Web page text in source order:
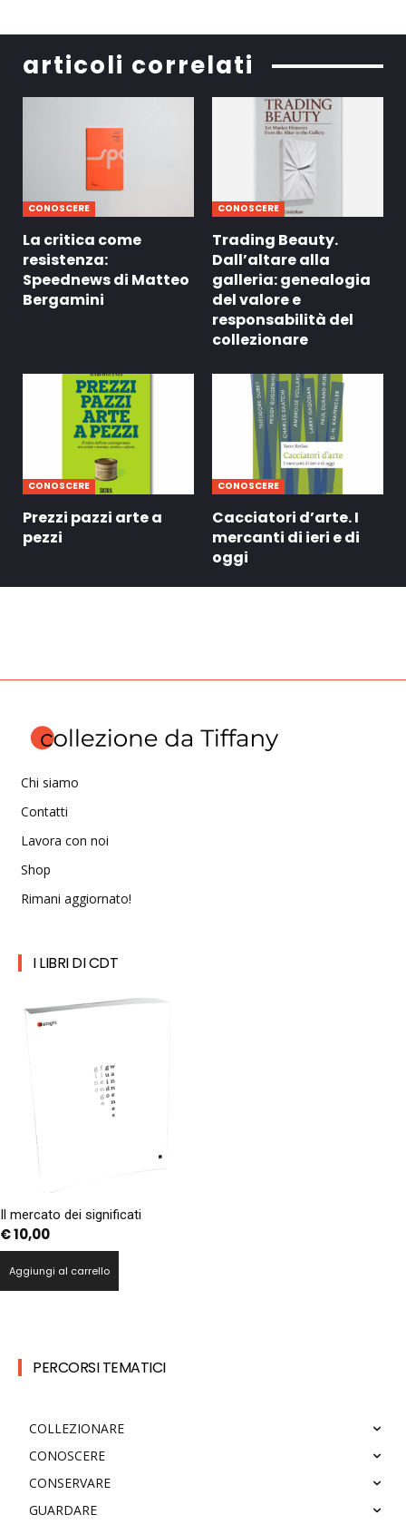
articoli correlati
CONOSCERE
La critica come
resistenza:
Speednews di Matteo
Bergamini
CONOSCERE
Trading Beauty.
Dall’altare alla
galleria: genealogia
del valore e
responsabilità del
collezionare
CONOSCERE
Prezzi pazzi arte a
pezzi
CONOSCERE
Cacciatori d’arte. I
mercanti di ieri e di
oggi
Chi siamo
Contatti
Lavora con noi
Shop
Rimani aggiornato!
I LIBRI DI CDT
Il mercato dei significati
€10,00
Aggiungi al carrello
PERCORSI TEMATICI
COLLEZIONARE
CONOSCERE
CONSERVARE
GUARDARE